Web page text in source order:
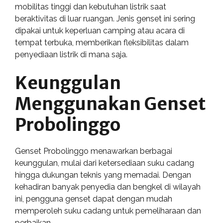
mobilitas tinggi dan kebutuhan listrik saat
beraktivitas di luar ruangan. Jenis genset ini sering
dipakai untuk keperluan camping atau acara di
tempat terbuka, memberikan fleksibilitas dalam
penyediaan listrik di mana saja.
Keunggulan
Menggunakan Genset
Probolinggo
Genset Probolinggo menawarkan berbagai
keunggulan, mulai dari ketersediaan suku cadang
hingga dukungan teknis yang memadai. Dengan
kehadiran banyak penyedia dan bengkel di wilayah
ini, pengguna genset dapat dengan mudah
memperoleh suku cadang untuk pemeliharaan dan